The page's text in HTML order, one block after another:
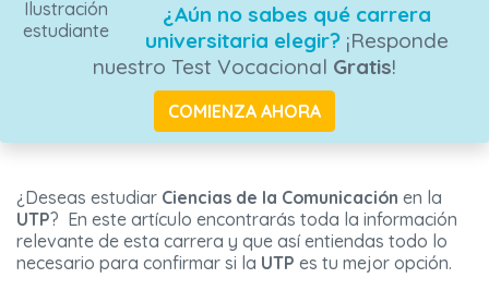
¿Aún no sabes qué carrera
universitaria elegir?¡Responde
nuestro Test Vocacional Gratis!
COMIENZA AHORA
¿Deseas estudiar Ciencias de la Comunicación en la
UTP? En este artículo encontrarás toda la información
relevante de esta carrera y que así entiendas todo lo
necesario para confirmar si la UTP es tu mejor opción.